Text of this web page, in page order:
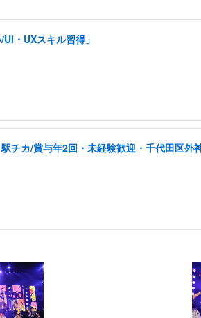
・UXスキル習得」
チカ/賞与年2回・未経験歓迎・千代田区外